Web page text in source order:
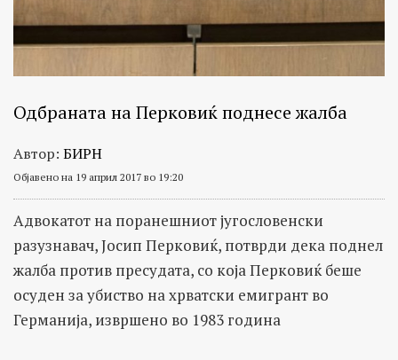
Одбраната на Перковиќ поднесе жалба
Автор: БИРН
Објавено на 19 април 2017 во 19:20
Адвокатот на поранешниот југословенски
разузнавач, Јосип Перковиќ, потврди дека поднел
жалба против пресудата, со која Перковиќ беше
осуден за убиство на хрватски емигрант во
Германија, извршено во 1983 година